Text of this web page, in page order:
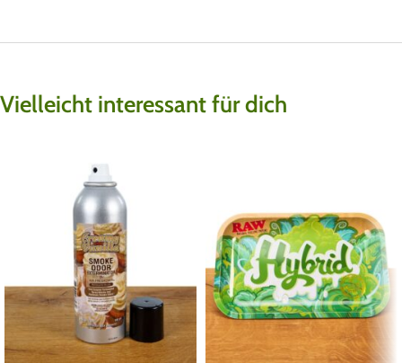
Vielleicht interessant für dich